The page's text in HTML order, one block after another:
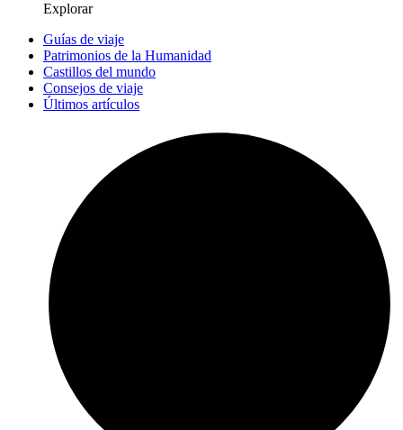
Explorar
Guías de viaje
Patrimonios de la Humanidad
Castillos del mundo
Consejos de viaje
Últimos artículos